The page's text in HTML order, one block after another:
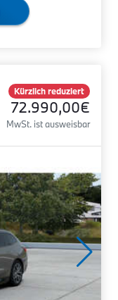
Kürzlich reduziert
72.990,00€
MwSt. ist ausweisbar